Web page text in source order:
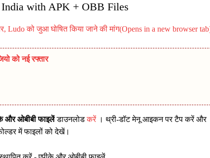
with APK + OBB Files
को जुआ घोषित किया जाने की मांग(Opens in a new browser
को नई रफ्तार
और ओबीबी फाइलेंडाउनलोडकरें । थ्री-डॉट मेनू आइकन पर टैप करें और
में फाइलों को देखें।